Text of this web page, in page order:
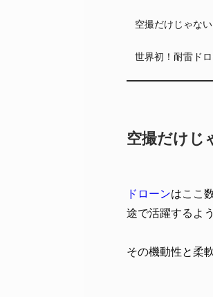
空撮だけじゃな
世界初！耐雷ド
空撮だけじ
ドローンはここ
途で活躍するよ
その機動性と柔